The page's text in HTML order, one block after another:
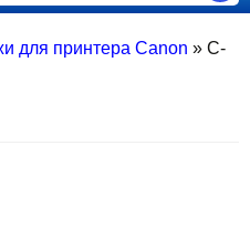
для принтера Canon » C-